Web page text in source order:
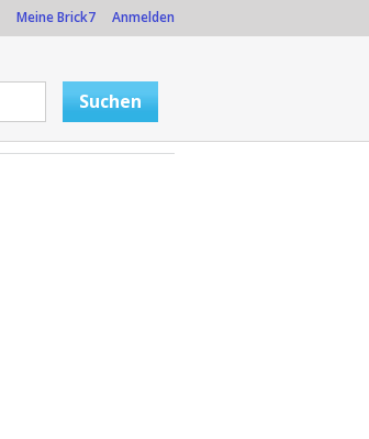
Meine Brick7 Anmelden